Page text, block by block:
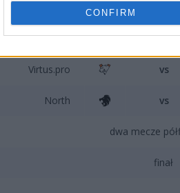
CONFIRM
Tricked Esport
Sprout vs
Virtus.pro vs
North vs
dwa mecze
finał